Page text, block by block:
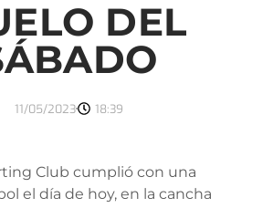
DEL
11/05/2023 18:39
Club cumplió con una
el día de hoy, en la cancha